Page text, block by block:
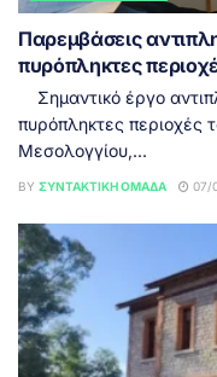
Παρεμβάσεις
πυρόπληκτες
Σημαντικό έργο
πυρόπληκτες περιοχές
Μεσολογγίου,...
BY ΣΥΝΤΑΚΤΙΚΉ ΟΜΆΔΑ 07/